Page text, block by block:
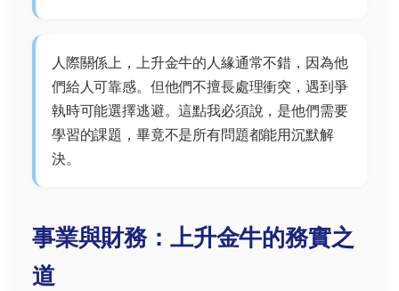
人際關係上，上升金牛的人緣通常不錯，因為他
們給人可靠感。但他們不擅長處理衝突，遇到爭
執時可能選擇逃避。這點我必須說，是他們需要
學習的課題，畢竟不是所有問題都能用沉默解
決。
事業與財務：上升金牛的務實之
道